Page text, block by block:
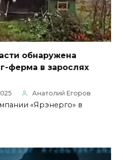
обнаружена
ферма в зарослях
Анатолий Егоров
«Ярэнерго» в